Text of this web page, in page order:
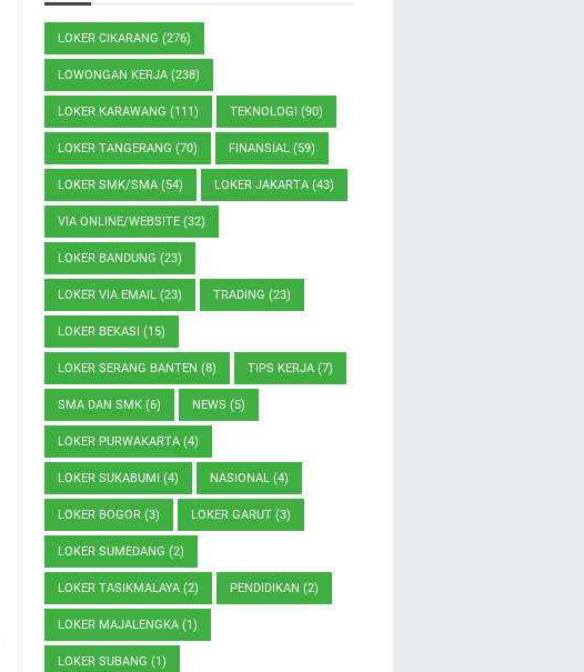
LOKER CIKARANG (276)
LOWONGAN KERJA (238)
LOKER KARAWANG (111) TEKNOLOGI (90)
LOKER TANGERANG (70) FINANSIAL (59)
LOKER SMK/SMA (54) LOKER JAKARTA (43)
VIA ONLINE/WEBSITE (32)
LOKER BANDUNG (23)
LOKER VIA EMAIL (23) TRADING (23)
LOKER BEKASI (15)
LOKER SERANG BANTEN (8) TIPS KERJA (7)
SMA DAN SMK (6) NEWS (5)
LOKER PURWAKARTA (4)
LOKER SUKABUMI (4) NASIONAL (4)
LOKER BOGOR (3) LOKER GARUT (3)
LOKER SUMEDANG (2)
LOKER TASIKMALAYA (2) PENDIDIKAN (2)
LOKER MAJALENGKA (1)
LOKER SUBANG (1)